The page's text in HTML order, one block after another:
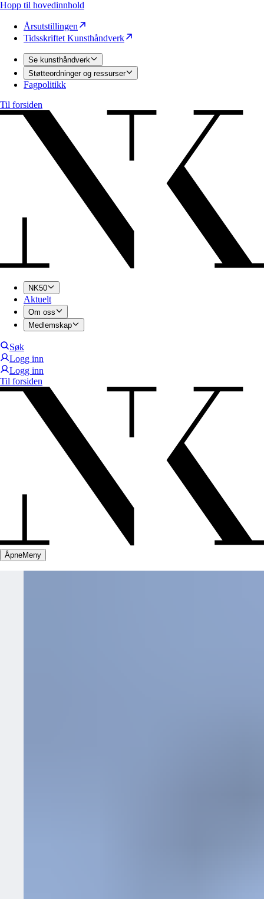
Hopp til hovedinnhold
Årsutstillingen
Tidsskriftet Kunsthåndverk
Se kunsthåndverk
Støtteordninger og ressurser
Fagpolitikk
Til forsiden
NK50
Aktuelt
Om oss
Medlemskap
Søk
Logg inn
Logg inn
Til forsiden
ÅpneMeny